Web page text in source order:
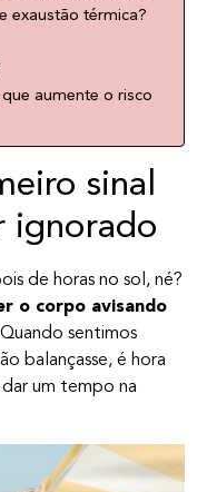
exaustão térmica?
aumente o risco
sinal
ignorado
de horas no sol, né?
o corpo avisando
Quando sentimos
balançasse, é hora
um tempo na